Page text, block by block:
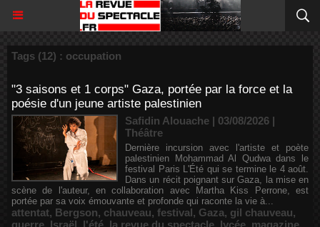
Tags (12) : occupation
"3 saisons et 1 corps" Gaza, portée par la force et la
poésie d'un jeune artiste palestinien
Safidin Alouache | 03/08/2026 |
Théâtre
Dernière incursion avec l'artiste et poète
palestinien Mohammad Al Qudwa dans le
festival Paris L'Été qui se termine le 4 août.
Dans un récit poignant sur Gaza, la mise en
scène de l'auteur, en collaboration avec Martha Kiss Perrone, est
portée par sa voix émouvante et profonde qui raconte la vie à...
attentat, Bergson, chauveau, festival, Gaza, gil chauveau,
guerre, Israël, l'été, la revue du spectacle, lycée, magazine,